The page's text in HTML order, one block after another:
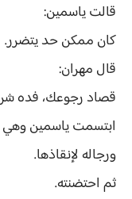
قالت ياسمين:
كان ممكن حد يتضرر.
قال مهران:
قصاد رجوعك، فده
ابتسمت ياسمين وهي
ورجاله لإنقاذها.
ثم احتضنته.